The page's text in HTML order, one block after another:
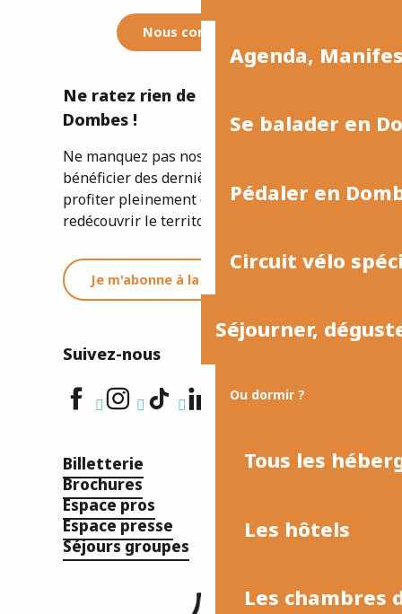
Agenda,
Se balader en
Pédaler en
Circuit vélo
Séjourner,
Ou dormir ?
Tous les
Les hôtels
Les chambres
Nous contacter
Ne ratez rien de l'actualité de la
Dombes !
Ne manquez pas nos newsletters pour
bénéficier des dernières informations et
profiter pleinement de votre séjour ou
redécouvrir le territoire.
Je m'abonne à la newsletter
Suivez-nous
Billetterie
Brochures
Espace pros
Espace presse
Séjours groupes